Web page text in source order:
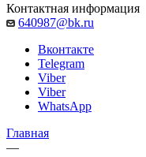
Контактная информация
640987@bk.ru
Вконтакте
Telegram
Viber
Viber
WhatsApp
Главная
—